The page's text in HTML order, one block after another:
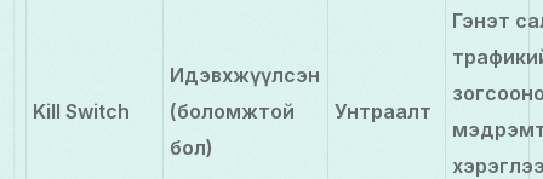
Kill Switch
Идэвхжүүлсэн
(боломжтой
бол)
Унтраалт
Гэнэт